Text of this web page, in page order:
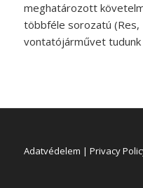
meghatározott
többféle sorozatú (Res,
vontatójárművet tudunk
Adatvédelem | Privacy